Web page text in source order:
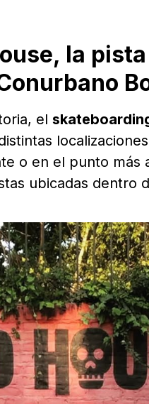
la
el
o en el punto más
ubicadas dentro